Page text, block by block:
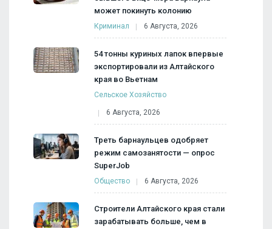
может покинуть колонию
Криминал 6 Августа, 2026
54 тонны куриных лапок впервые
экспортировали из Алтайского
края во Вьетнам
Сельское Хозяйство
6 Августа, 2026
Треть барнаульцев одобряет
режим самозанятости — опрос
SuperJob
Общество 6 Августа, 2026
Строители Алтайского края стали
зарабатывать больше, чем в